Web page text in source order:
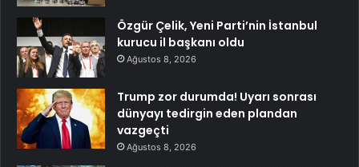
Özgür Çelik, Yeni Parti’nin İstanbul
kurucu il başkanı oldu
Ağustos 8, 2026
Trump zor durumda! Uyarı sonrası
dünyayı tedirgin eden plandan
vazgeçti
Ağustos 8, 2026